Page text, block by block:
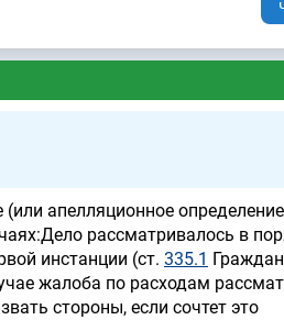
апелляционное
рассматривалось в
инстанции (ст. 335.1
жалоба по расходам
стороны, если сочтет это